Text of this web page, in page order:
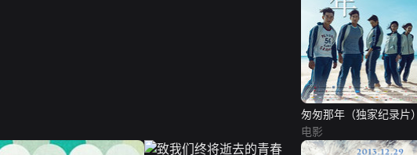
匆匆那年（独家纪录片）
电影